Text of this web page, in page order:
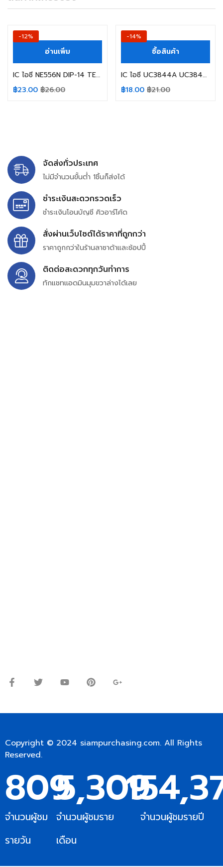
-12%
อ่านเพิ่ม
IC ไอซี NE556N DIP-14 TEXAS INSTRUMENTS Dual Precisio Timers NE556 556N
฿23.00 ฿26.00
-14%
ซื้อสินค้า
IC ไอซี UC3844A UC3844 DIP-8 IT
฿18.00 ฿21.00
จัดส่งทั่วประเทศ
ไม่มีจำนวนขั้นต่ำ 1ชิ้นก็ส่งได้
ชำระเงินสะดวกรวดเร็ว
ชำระเงินโอนบัญชี คิวอาร์โค้ด
สั่งผ่านเว็บไซต์ได้ราคาที่ถูกกว่า
ราคาถูกกว่าในร้านลาซาด้าและช้อปปี้
ติดต่อสะดวกทุกวันทำการ
ทักแชทแอดมินมุมขวาล่างได้เลย
Copyright © 2024 siampurchasing.com. All Rights
Reserved.
จำนวนผู้ชม
รายวัน
809
จำนวนผู้ชมราย
เดือน
5,309
จำนวนผู้ชมรายปี